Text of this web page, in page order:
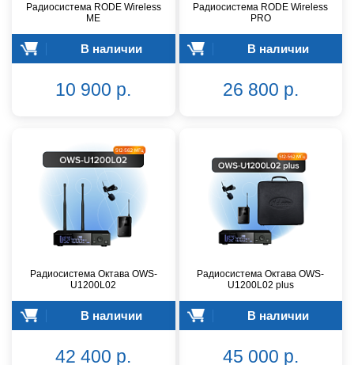
Радиосистема RODE Wireless
ME
В наличии
10 900 р.
Радиосистема RODE Wireless
PRO
В наличии
26 800 р.
Радиосистема Октава OWS-
U1200L02
В наличии
42 400 р.
Радиосистема Октава OWS-
U1200L02 plus
В наличии
45 000 р.